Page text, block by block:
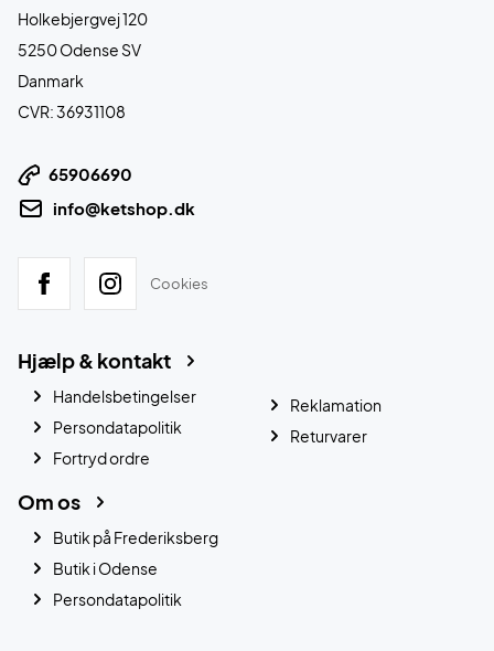
Holkebjergvej 120
5250 Odense SV
Danmark
CVR: 36931108
65906690
info@ketshop.dk
Cookies
Hjælp & kontakt
Handelsbetingelser
Persondatapolitik
Fortryd ordre
Reklamation
Returvarer
Om os
Butik på Frederiksberg
Butik i Odense
Persondatapolitik